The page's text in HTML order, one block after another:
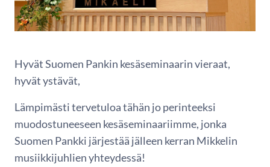
Hyvät Suomen Pankin kesäseminaarin vieraat,
hyvät ystävät,
Lämpimästi tervetuloa tähän jo perinteeksi
muodostuneeseen kesäseminaariimme, jonka
Suomen Pankki järjestää jälleen kerran Mikkelin
musiikkijuhlien yhteydessä!